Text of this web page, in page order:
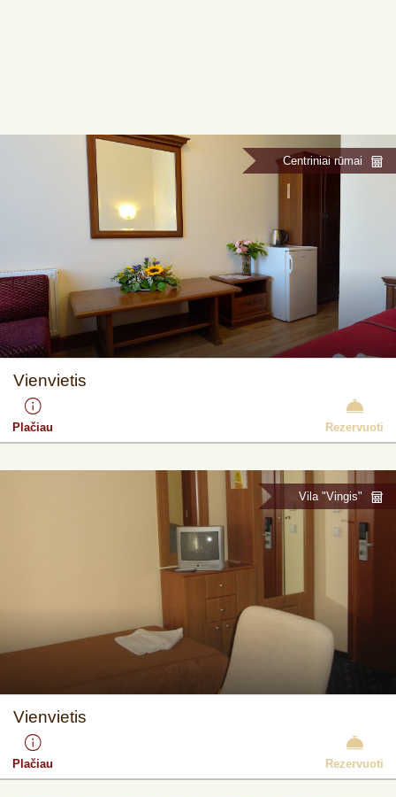
Centriniai rūmai
Vienvietis
Plačiau Rezervuoti
Vila "Vingis"
Vienvietis
Plačiau Rezervuoti